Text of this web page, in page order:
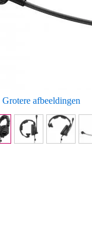
Grotere afbeeldingen